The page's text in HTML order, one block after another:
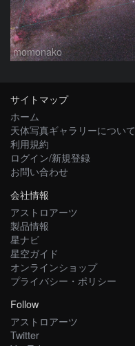
momonako
サイトマップ
ホーム
天体写真ギャラリーについて
利用規約
ログイン/新規登録
お問い合わせ
会社情報
アストロアーツ
製品情報
星ナビ
星空ガイド
オンラインショップ
プライバシー・ポリシー
Follow
アストロアーツ
Twitter